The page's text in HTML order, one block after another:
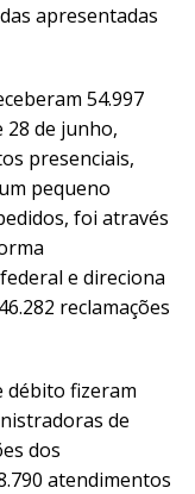
apresentadas
54.997
28 de junho,
presenciais,
pequeno
foi através
e direciona
reclamações
débito fizeram
de
dos
atendimentos